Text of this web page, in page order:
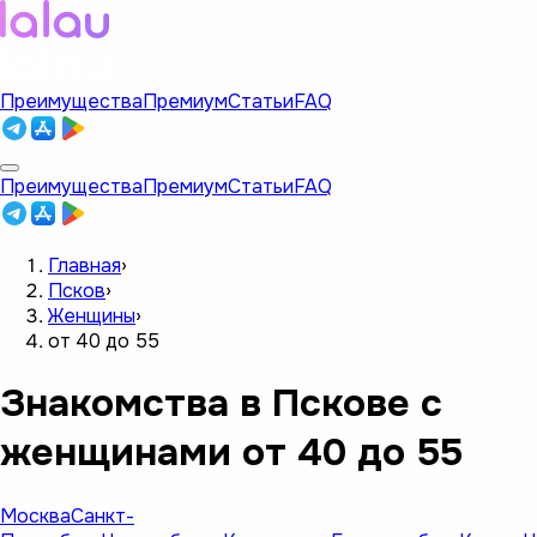
ПреимуществаПремиумСтатьиFAQ
ПреимуществаПремиумСтатьиFAQ
Главная›
Псков›
Женщины›
от 40 до 55
Знакомства в Пскове с
женщинами от 40 до 55
МоскваСанкт-